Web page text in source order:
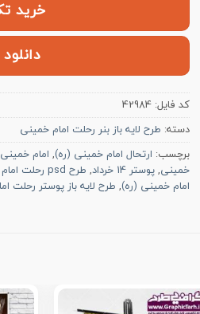
خرید تکی
کد فایل:42984
دسته: طرح لایه باز بنر رحلت امام خمینی
برچسب: ارتحال امام خمینی (ره), امام
خمینی,پوستر 14 خرداد , طرح psd رحلت امام خمینی (ره)
امام خمینی (ره), طرح لایه باز پوستر رحلت